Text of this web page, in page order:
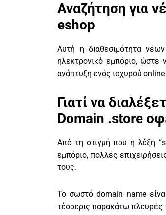
Αναζήτηση για
eshop
Αυτή η διαθεσιμότητα
ηλεκτρονικό εμπόριο, ώστε
ανάπτυξη ενός ισχυρού
Γιατί να
Domain .store
Από τη στιγμή που η λέξη
εμπόριο, πολλές
τους.
Το σωστό domain name
τέσσερις παρακάτω πλευρές